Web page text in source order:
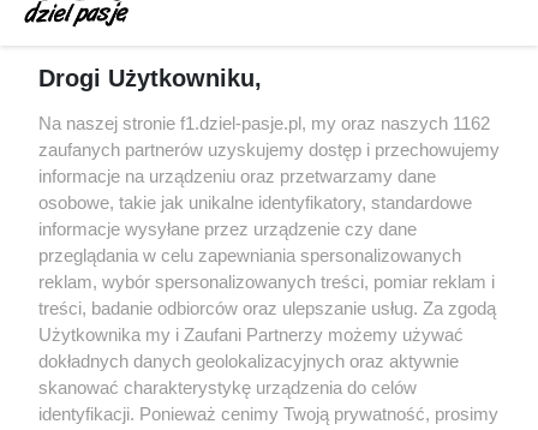
pakiety poprawek w 2026 roku
samochodów F1
McCullough opuści Astona Martina z końcem
2026 roku
Poszkodowani kibice z GP Las Vegas 2023
otrzymają częściowy zwrot pieniędzy
Polityka prywatności © 2004 - 2026 GPmedia
Kopiowanie treści bez
zgody autorów zabronione.
Serwis internetowy, z którego korzystasz, używa plików
cookies. Są to pliki instalowane w urządzeniach
końcowych osób korzystających z serwisu, w celu
administrowania serwisem, poprawy jakości
Drogi Użytkowniku,
Na naszej stronie f1.dziel-pasje.pl, my oraz naszych 1162
zaufanych partnerów uzyskujemy dostęp i przechowujemy
informacje na urządzeniu oraz przetwarzamy dane
osobowe, takie jak unikalne identyfikatory, standardowe
informacje wysyłane przez urządzenie czy dane
przeglądania w celu zapewniania spersonalizowanych
reklam, wybór spersonalizowanych treści, pomiar reklam i
treści, badanie odbiorców oraz ulepszanie usług. Za zgodą
Użytkownika my i Zaufani Partnerzy możemy używać
dokładnych danych geolokalizacyjnych oraz aktywnie
skanować charakterystykę urządzenia do celów
identyfikacji. Ponieważ cenimy Twoją prywatność, prosimy